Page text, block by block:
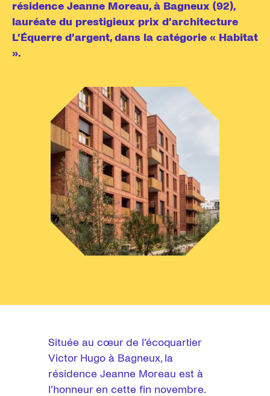
résidence Jeanne Moreau, à Bagneux (92),
lauréate du prestigieux prix d’architecture
L’Équerre d’argent, dans la catégorie « Habitat
».
Située au cœur de l’écoquartier
Victor Hugo à Bagneux, la
résidence Jeanne Moreau est à
l’honneur en cette fin novembre.